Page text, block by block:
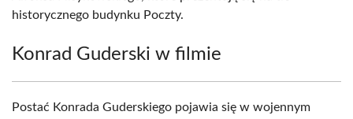
historycznego budynku Poczty.
Konrad Guderski w filmie
Postać Konrada Guderskiego pojawia się w wojennym